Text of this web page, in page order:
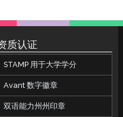
指南
南
指南
质认证
STAMP 用于大学学分
Avant 数字徽章
双语能力州州印章